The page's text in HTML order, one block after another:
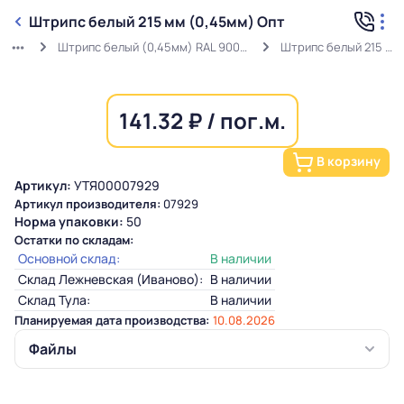
Штрипс белый 215 мм (0,45мм) Опт
Штрипс белый (0,45мм) RAL 9003 ГОСТ в защитной пленке Штрипс белый 215 мм (0,45мм) Опт
141.32 ₽ / пог.м.
В корзину
Артикул: УТЯ00007929
Артикул производителя: 07929
Норма упаковки: 50
Остатки по складам:
Основной склад:
В наличии
Склад Лежневская (Иваново): В наличии
Склад Тула:
В наличии
Планируемая дата производства: 10.08.2026
Файлы